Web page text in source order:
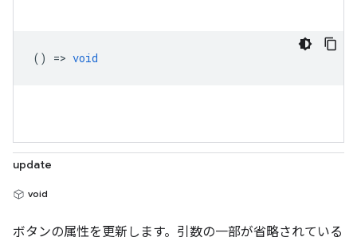
() => void
update
void
ボタンの属性を更新します。引数の一部が省略されている